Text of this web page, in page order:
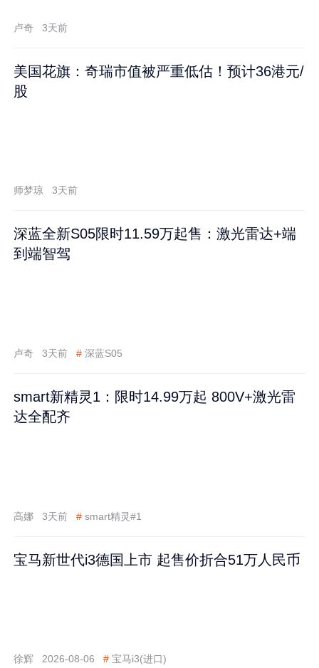
卢奇 3天前
美国花旗：奇瑞市值被严重低估！预计36港元/
股
师梦琼 3天前
深蓝全新S05限时11.59万起售：激光雷达+端
到端智驾
卢奇 3天前 # 深蓝S05
smart新精灵1：限时14.99万起 800V+激光雷
达全配齐
高娜 3天前 # smart精灵#1
宝马新世代i3德国上市 起售价折合51万人民币
徐辉 2026-08-06 # 宝马i3(进口)